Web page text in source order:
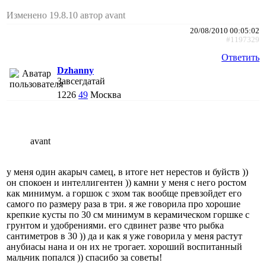
Изменено 19.8.10 автор avant
20/08/2010 00:05:02
#1197329
Ответить
Dzhanny
Завсегдатай
1226 49 Москва
avant
у меня один акарыч самец, в итоге нет нерестов и буйств ))
он спокоен и интеллигентен )) камни у меня с него ростом
как минимум. а горшок с эхом так вообще превзойдет его
самого по размеру раза в три. я же говорила про хорошие
крепкие кусты по 30 см минимум в керамическом горшке с
грунтом и удобрениями. его сдвинет разве что рыбка
сантиметров в 30 )) да и как я уже говорила у меня растут
анубиасы нана и он их не трогает. хороший воспитанный
мальчик попался )) спасибо за советы!